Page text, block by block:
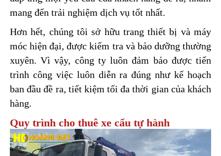
mang đến trải nghiệm dịch vụ tốt nhất.
Hơn hết, chúng tôi sở hữu trang thiết bị và máy
móc hiện đại, được kiểm tra và bảo dưỡng thường
xuyên. Vì vậy, công ty luôn đảm bảo được tiến
trình công việc luôn diễn ra đúng như kế hoạch
ban đầu đề ra, tiết kiệm tối đa thời gian của khách
hàng.
Quy trình cho thuê xe cẩu tự hành